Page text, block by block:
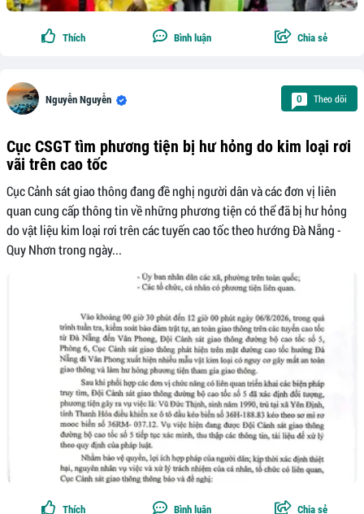
Thích Bình luận Chia sẻ
Nguyễn Nguyễn 0 Theo dõi
Cục CSGT tìm phương tiện bị hư hỏng do kim loại rơi
vãi trên cao tốc
Cục Cảnh sát giao thông đang đề nghị người dân và các đơn vị liên
quan cung cấp thông tin về những phương tiện có thể đã bị hư hỏng
do vật liệu kim loại rơi trên các tuyến cao tốc theo hướng Đà Nẵng -
Quy Nhơn trong ngày...
Thích Bình luận Chia sẻ